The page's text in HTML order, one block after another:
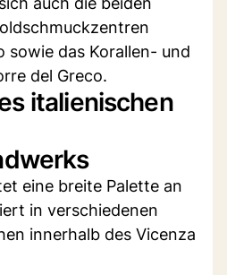
sowie das Korallen- und
del Greco.
italienischen
eine breite Palette an
in verschiedenen
innerhalb des Vicenza